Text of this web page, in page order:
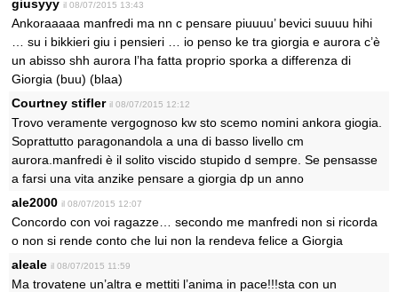
giusyyy il 08/07/2015 13:43
Ankoraaaaa manfredi ma nn c pensare piuuuu’ bevici suuuu hihi
… su i bikkieri giu i pensieri … io penso ke tra giorgia e aurora c’è
un abisso shh aurora l’ha fatta proprio sporka a differenza di
Giorgia (buu) (blaa)
Courtney stifler il 08/07/2015 12:12
Trovo veramente vergognoso kw sto scemo nomini ankora giogia.
Soprattutto paragonandola a una di basso livello cm
aurora.manfredi è il solito viscido stupido d sempre. Se pensasse
a farsi una vita anzike pensare a giorgia dp un anno
ale2000 il 08/07/2015 12:07
Concordo con voi ragazze… secondo me manfredi non si ricorda
o non si rende conto che lui non la rendeva felice a Giorgia
aleale il 08/07/2015 11:59
Ma trovatene un’altra e mettiti l’anima in pace!!!sta con un